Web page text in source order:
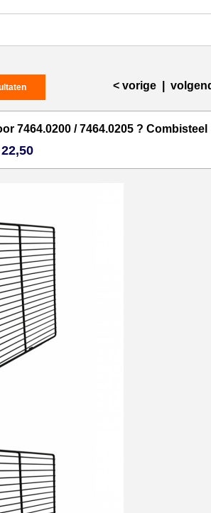
< vorige
7464.0200 / 7464.0205 ? Combisteel